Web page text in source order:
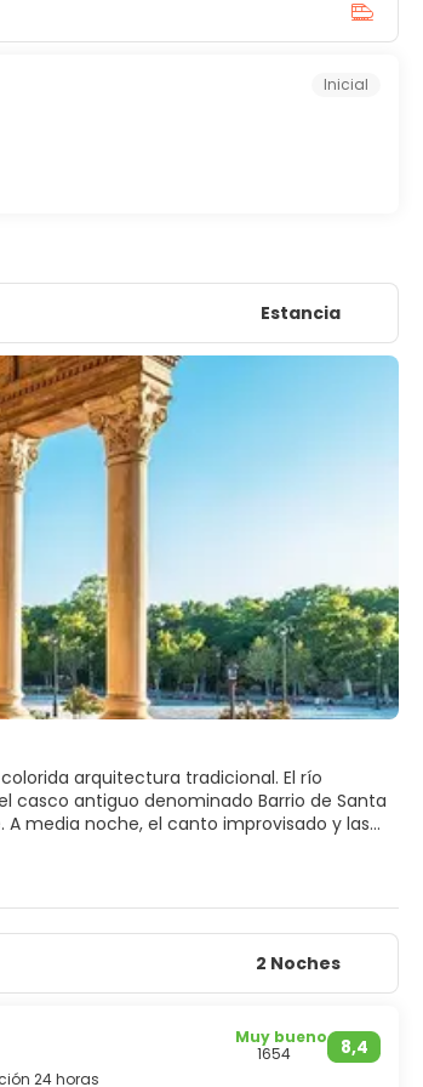
Inicial
Estancia
arquitectura tradicional. El río
casco antiguo denominado Barrio de Santa
A media noche, el canto improvisado y las
Sevilla nunca ha dejado de despertar
tesoros es fabuloso. Otra gran vista de la
fantástica de la ciudad. La Torre del Oro,
ha hecho desde 1220. Sevilla de
en su hechizo.
2 Noches
8,4
Muy bueno
1654
24 horas